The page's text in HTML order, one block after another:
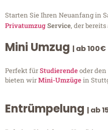
Starten Sie Ihren Neuanfang in
PrivatumzugService, der
Mini Umzug | ab 100€
Perfekt fürStudierendeoder
bieten wirMini-Umzügein
Entrümpelung | ab